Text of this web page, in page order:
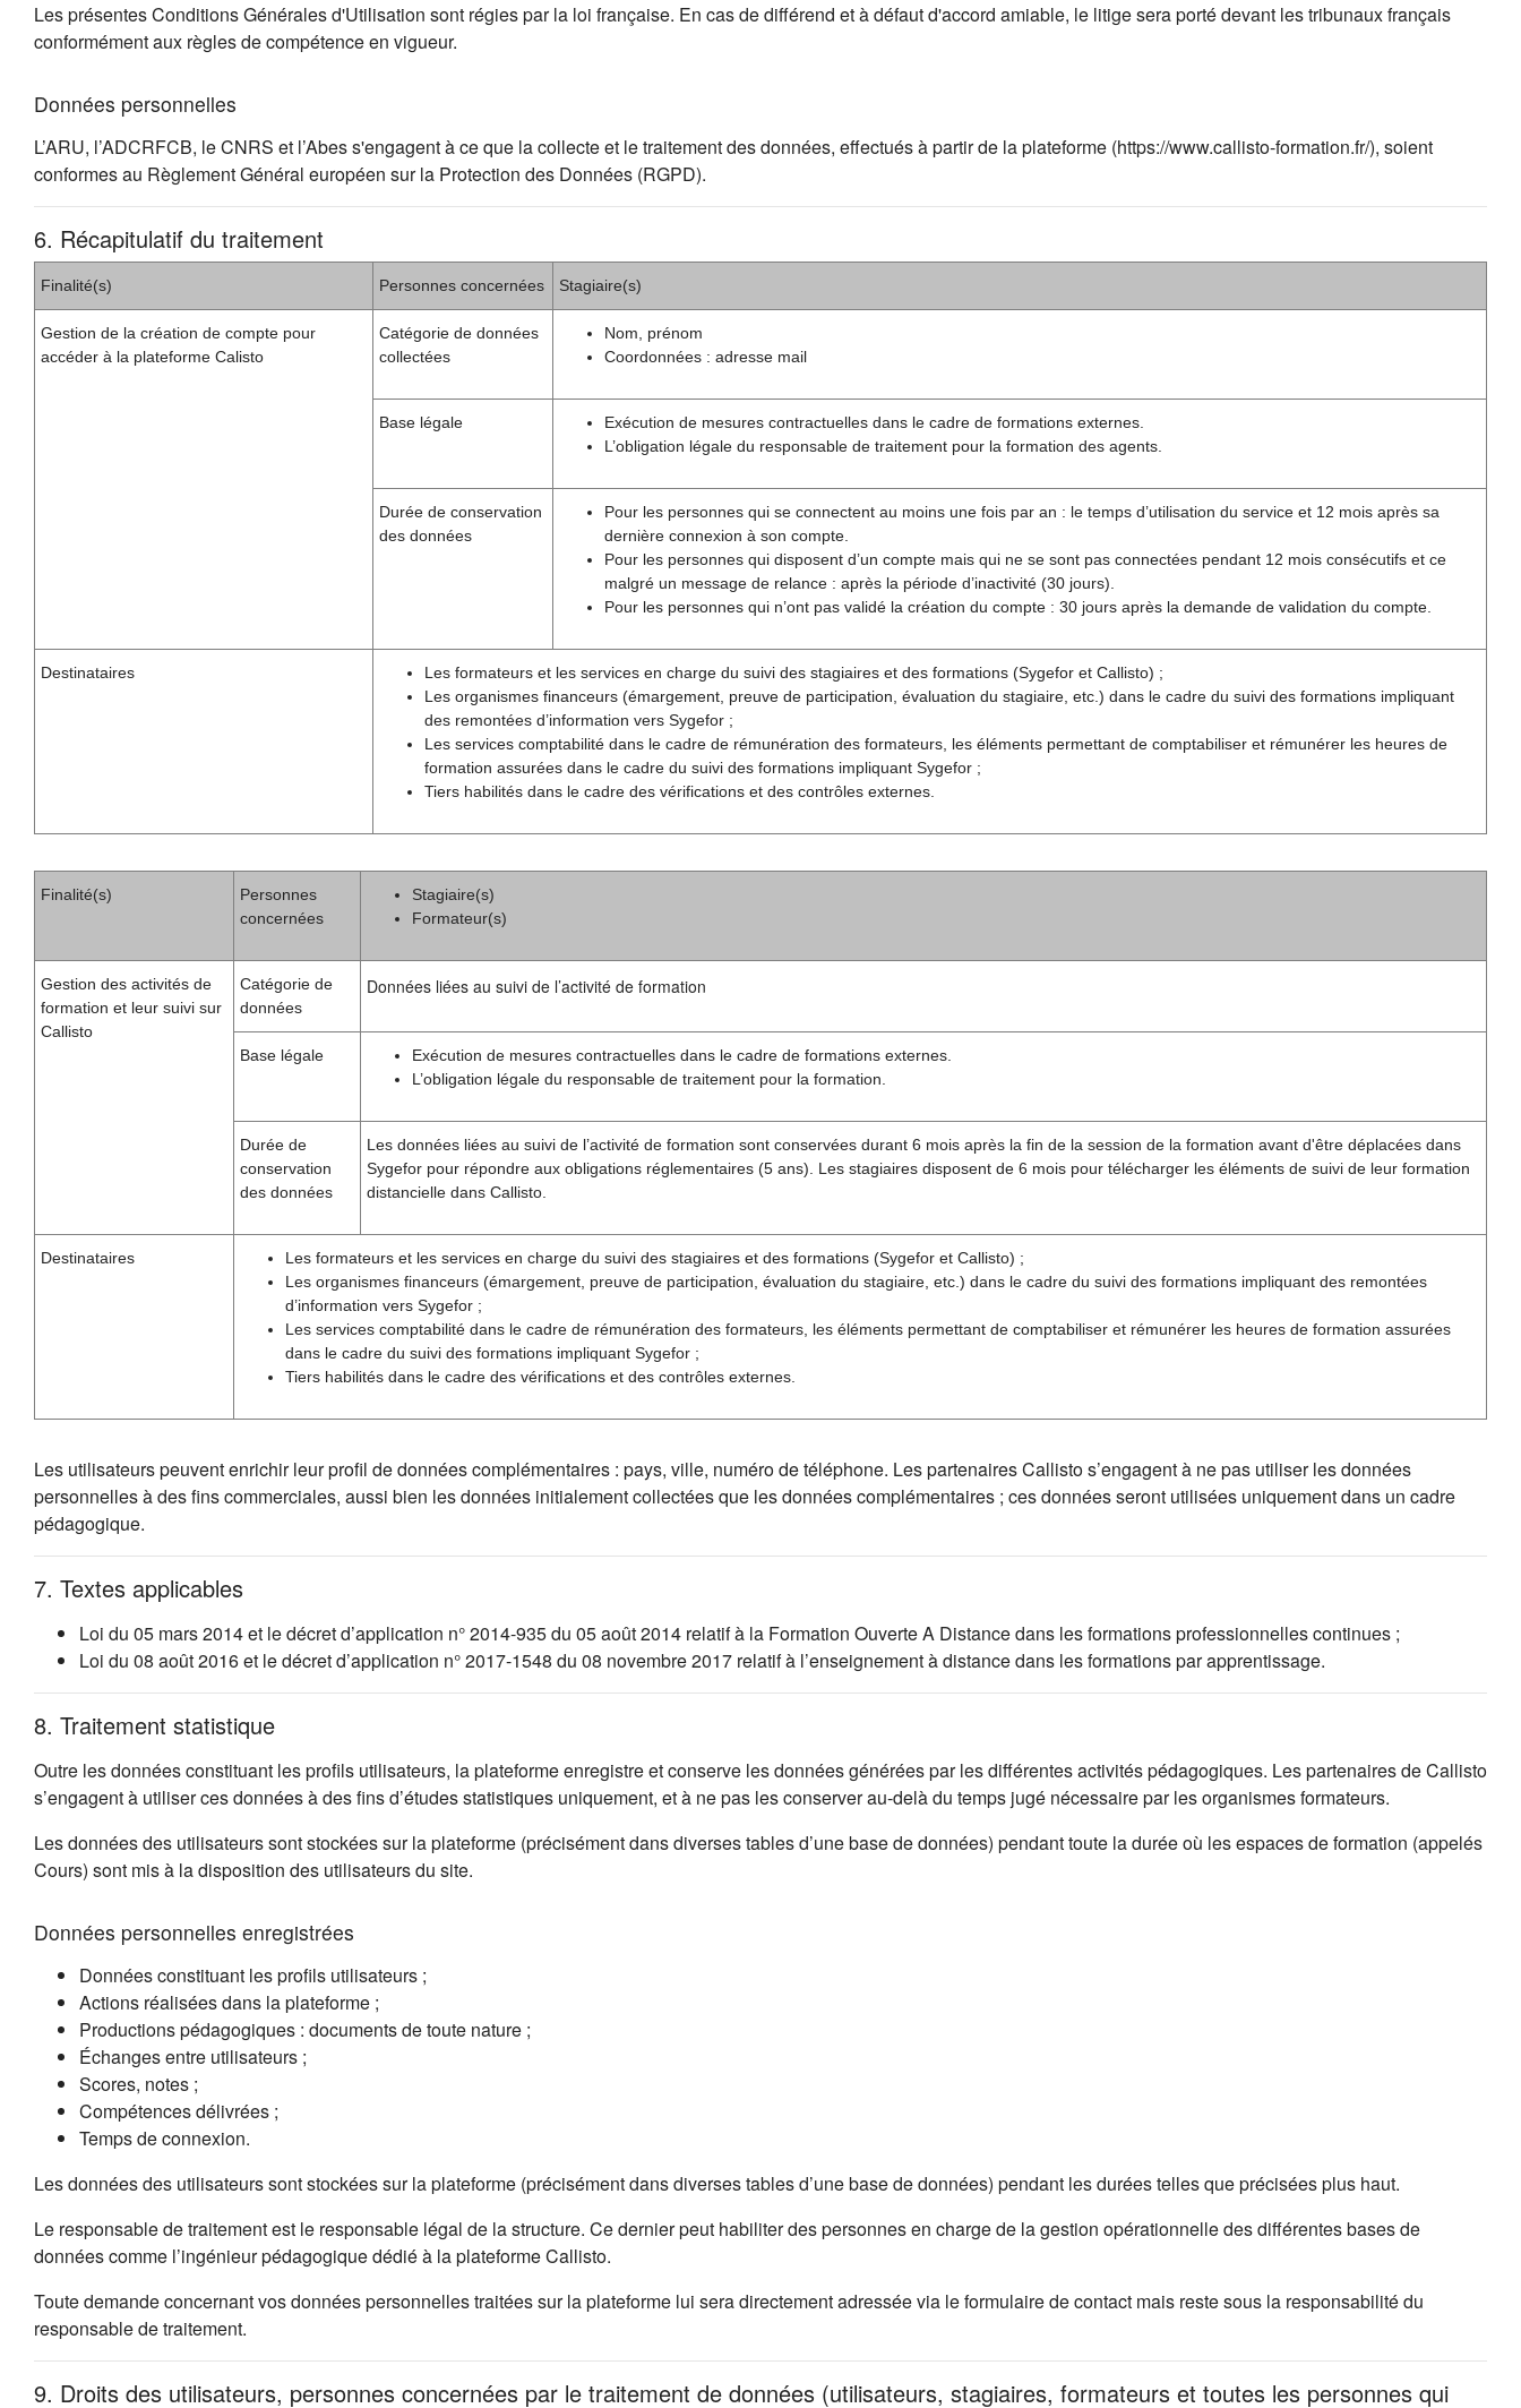
Les présentes Conditions Générales d'Utilisation sont régies par la loi française. En cas de différend et à défaut d'accord amiable, le litige sera porté devant les tribunaux français
conformément aux règles de compétence en vigueur.
Données personnelles
L’ARU, l’ADCRFCB, le CNRS et l’Abes s'engagent à ce que la collecte et le traitement des données, effectués à partir de la plateforme (https://www.callisto-formation.fr/), soient
conformes au Règlement Général européen sur la Protection des Données (RGPD).
6. Récapitulatif du traitement
Finalité(s) Personnes concernées Stagiaire(s)
Gestion de la création de compte pour
accéder à la plateforme Calisto
Catégorie de données
collectées
Nom, prénom
Coordonnées : adresse mail
Base légale
Exécution de mesures contractuelles dans le cadre de formations externes.
L’obligation légale du responsable de traitement pour la formation des agents.
Durée de conservation
des données
Pour les personnes qui se connectent au moins une fois par an : le temps d’utilisation du service et 12 mois après sa
dernière connexion à son compte.
Pour les personnes qui disposent d’un compte mais qui ne se sont pas connectées pendant 12 mois consécutifs et ce
malgré un message de relance : après la période d’inactivité (30 jours).
Pour les personnes qui n’ont pas validé la création du compte : 30 jours après la demande de validation du compte.
Destinataires
Les formateurs et les services en charge du suivi des stagiaires et des formations (Sygefor et Callisto) ;
Les organismes financeurs (émargement, preuve de participation, évaluation du stagiaire, etc.) dans le cadre du suivi des formations impliquant
des remontées d’information vers Sygefor ;
Les services comptabilité dans le cadre de rémunération des formateurs, les éléments permettant de comptabiliser et rémunérer les heures de
formation assurées dans le cadre du suivi des formations impliquant Sygefor ;
Tiers habilités dans le cadre des vérifications et des contrôles externes.
Finalité(s)
Personnes
concernées
Stagiaire(s)
Formateur(s)
Gestion des activités de
formation et leur suivi sur
Callisto
Catégorie de
données
Données liées au suivi de l’activité de formation
Base légale
Exécution de mesures contractuelles dans le cadre de formations externes.
L’obligation légale du responsable de traitement pour la formation.
Durée de
conservation
des données
Les données liées au suivi de l’activité de formation sont conservées durant 6 mois après la fin de la session de la formation avant d'être déplacées dans
Sygefor pour répondre aux obligations réglementaires (5 ans). Les stagiaires disposent de 6 mois pour télécharger les éléments de suivi de leur formation
distancielle dans Callisto.
Destinataires
Les formateurs et les services en charge du suivi des stagiaires et des formations (Sygefor et Callisto) ;
Les organismes financeurs (émargement, preuve de participation, évaluation du stagiaire, etc.) dans le cadre du suivi des formations impliquant des remontées
d’information vers Sygefor ;
Les services comptabilité dans le cadre de rémunération des formateurs, les éléments permettant de comptabiliser et rémunérer les heures de formation assurées
dans le cadre du suivi des formations impliquant Sygefor ;
Tiers habilités dans le cadre des vérifications et des contrôles externes.
Les utilisateurs peuvent enrichir leur profil de données complémentaires : pays, ville, numéro de téléphone. Les partenaires Callisto s’engagent à ne pas utiliser les données
personnelles à des fins commerciales, aussi bien les données initialement collectées que les données complémentaires ; ces données seront utilisées uniquement dans un cadre
pédagogique.
7. Textes applicables
Loi du 05 mars 2014 et le décret d’application n° 2014-935 du 05 août 2014 relatif à la Formation Ouverte A Distance dans les formations professionnelles continues ;
Loi du 08 août 2016 et le décret d’application n° 2017-1548 du 08 novembre 2017 relatif à l’enseignement à distance dans les formations par apprentissage.
8. Traitement statistique
Outre les données constituant les profils utilisateurs, la plateforme enregistre et conserve les données générées par les différentes activités pédagogiques. Les partenaires de Callisto
s’engagent à utiliser ces données à des fins d’études statistiques uniquement, et à ne pas les conserver au-delà du temps jugé nécessaire par les organismes formateurs.
Les données des utilisateurs sont stockées sur la plateforme (précisément dans diverses tables d’une base de données) pendant toute la durée où les espaces de formation (appelés
Cours) sont mis à la disposition des utilisateurs du site.
Données personnelles enregistrées
Données constituant les profils utilisateurs ;
Actions réalisées dans la plateforme ;
Productions pédagogiques : documents de toute nature ;
Échanges entre utilisateurs ;
Scores, notes ;
Compétences délivrées ;
Temps de connexion.
Les données des utilisateurs sont stockées sur la plateforme (précisément dans diverses tables d’une base de données) pendant les durées telles que précisées plus haut.
Le responsable de traitement est le responsable légal de la structure. Ce dernier peut habiliter des personnes en charge de la gestion opérationnelle des différentes bases de
données comme l’ingénieur pédagogique dédié à la plateforme Callisto.
Toute demande concernant vos données personnelles traitées sur la plateforme lui sera directement adressée via le formulaire de contact mais reste sous la responsabilité du
responsable de traitement.
9. Droits des utilisateurs, personnes concernées par le traitement de données (utilisateurs, stagiaires, formateurs et toutes les personnes qui